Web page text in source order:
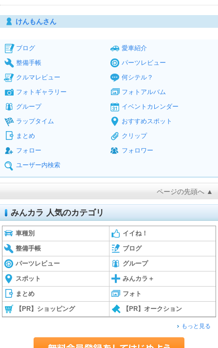
けんもんさん
ブログ
愛車紹介
整備手帳
パーツレビュー
クルマレビュー
何シテル？
フォトギャラリー
フォトアルバム
グループ
イベントカレンダー
ラップタイム
おすすめスポット
まとめ
クリップ
フォロー
フォロワー
ユーザー内検索
ページの先頭へ ▲
みんカラ 人気のカテゴリ
車種別 イイね！
整備手帳 ブログ
パーツレビュー グループ
スポット みんカラ＋
まとめ フォト
【PR】ショッピング 【PR】オークション
もっと見る